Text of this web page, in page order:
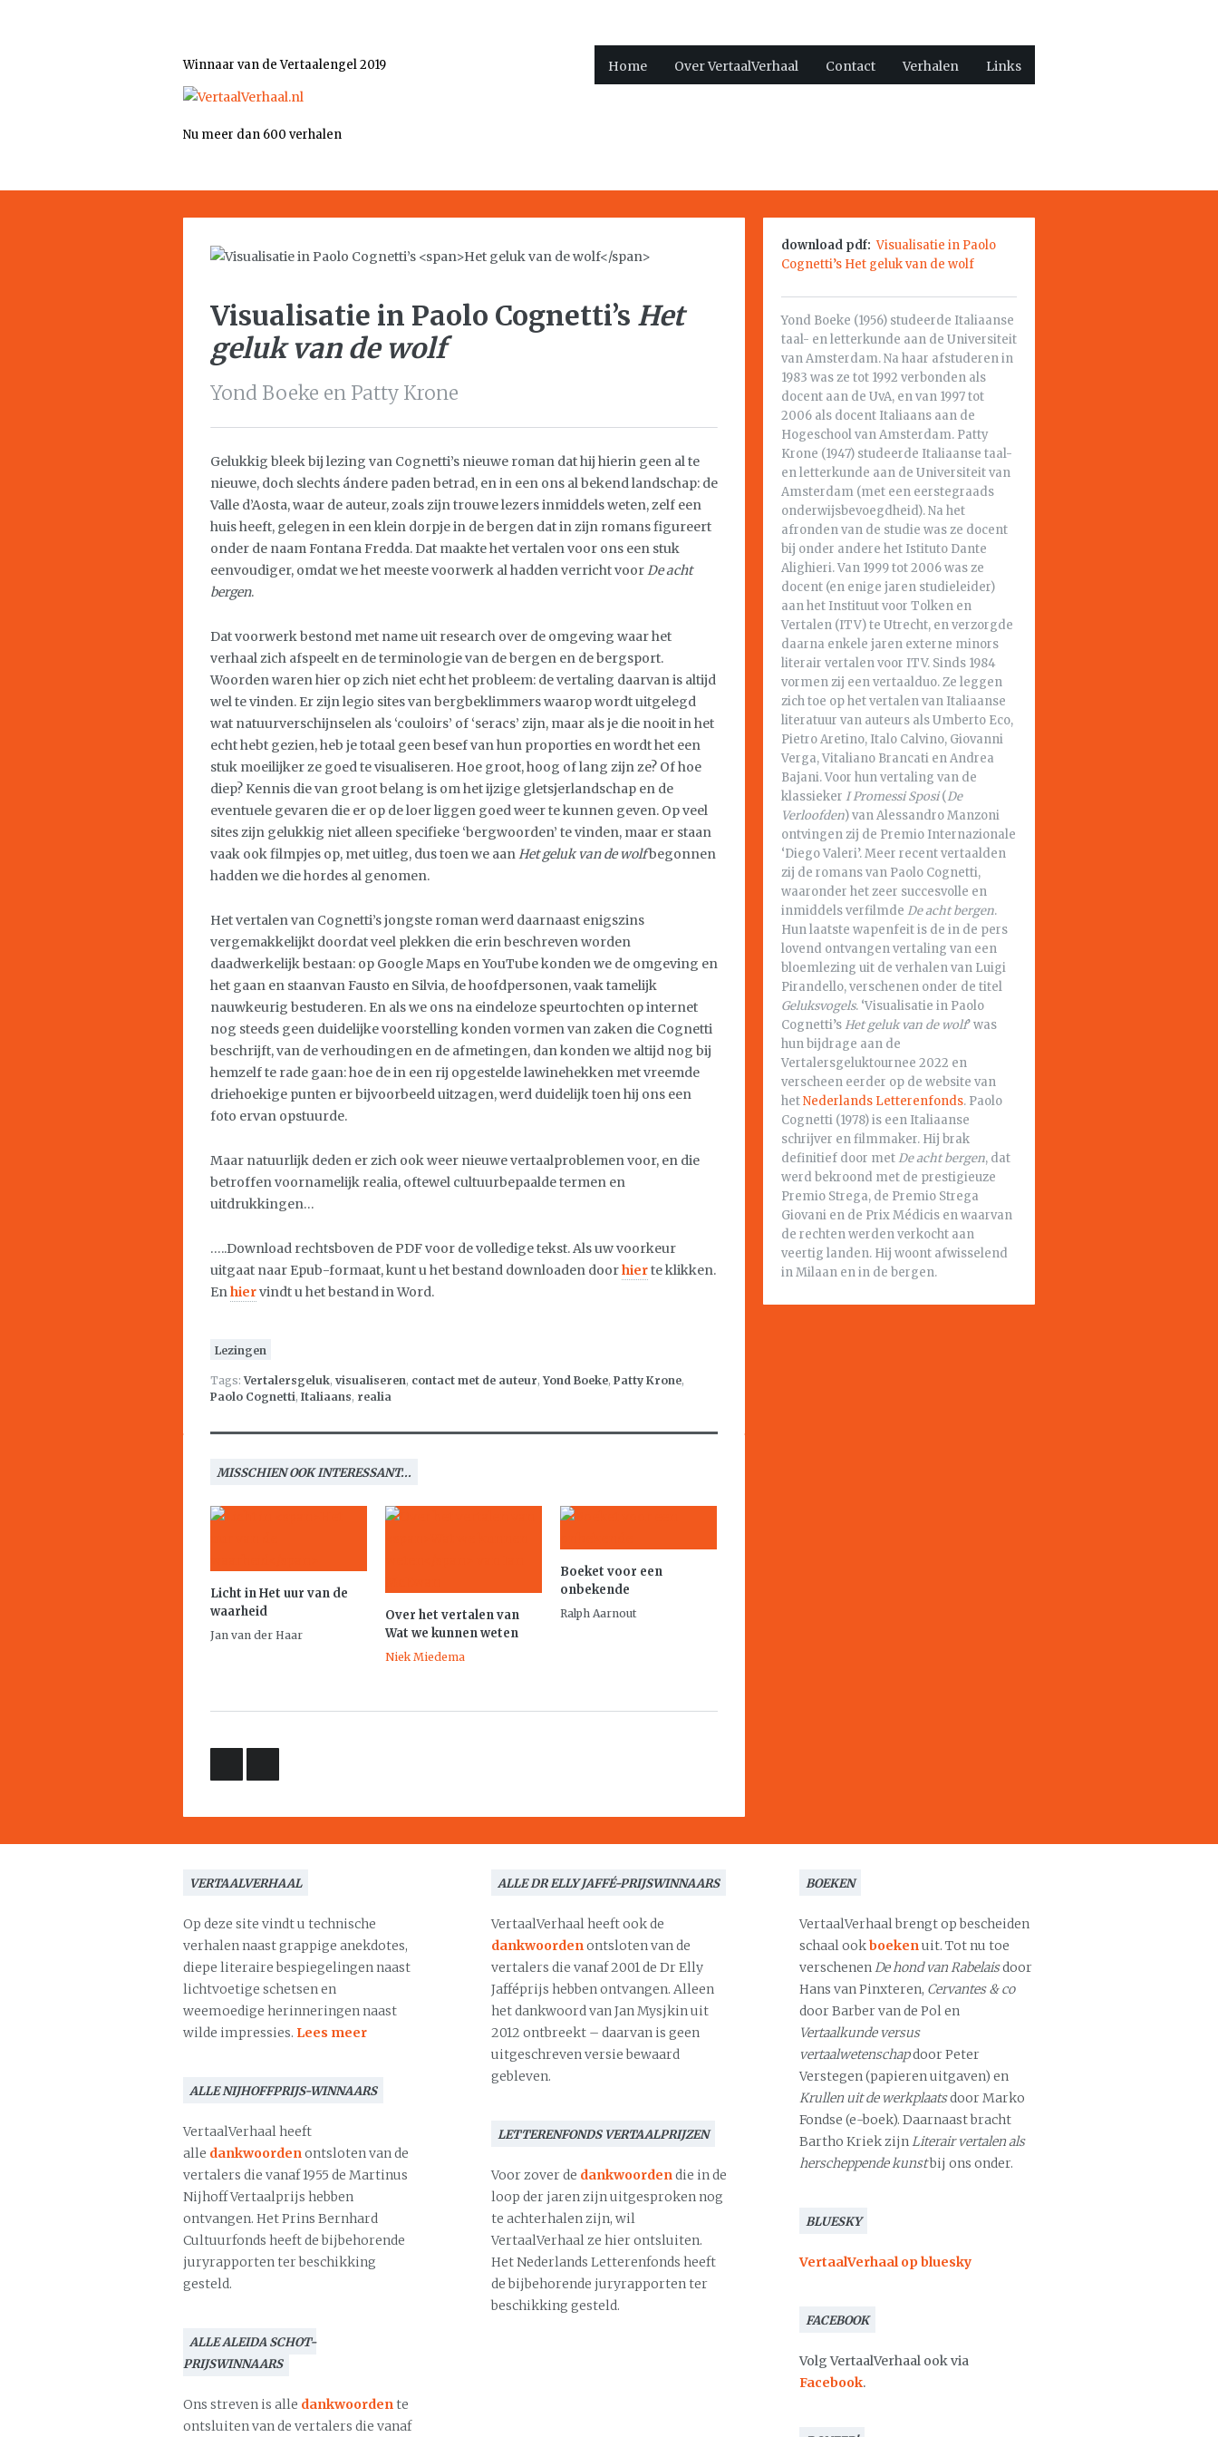
Winnaar van de Vertaalengel 2019
Nu meer dan 600 verhalen
Home Over VertaalVerhaal Contact Verhalen Links
Visualisatie in Paolo Cognetti’s Het
geluk van de wolf
Yond Boeke en Patty Krone
Gelukkig bleek bij lezing van Cognetti’s nieuwe roman dat hij hierin geen al te
nieuwe, doch slechts ándere paden betrad, en in een ons al bekend landschap: de
Valle d’Aosta, waar de auteur, zoals zijn trouwe lezers inmiddels weten, zelf een
huis heeft, gelegen in een klein dorpje in de bergen dat in zijn romans figureert
onder de naam Fontana Fredda. Dat maakte het vertalen voor ons een stuk
eenvoudiger, omdat we het meeste voorwerk al hadden verricht voorDe acht
bergen.
Dat voorwerk bestond met name uit research over de omgeving waar het
verhaal zich afspeelt en de terminologie van de bergen en de bergsport.
Woorden waren hier op zich niet echt het probleem: de vertaling daarvan is altijd
wel te vinden. Er zijn legio sites van bergbeklimmers waarop wordt uitgelegd
wat natuurverschijnselen als ‘couloirs’ of ‘seracs’ zijn, maar als je die nooit in het
echt hebt gezien, heb je totaal geen besef van hun proporties en wordt het een
stuk moeilijker ze goed te visualiseren. Hoe groot, hoog of lang zijn ze? Of hoe
diep? Kennis die van groot belang is om het ijzige gletsjerlandschap en de
eventuele gevaren die er op de loer liggen goed weer te kunnen geven. Op veel
sites zijn gelukkig niet alleen specifieke ‘bergwoorden’ te vinden, maar er staan
vaak ook filmpjes op, met uitleg, dus toen we aanHet geluk van de wolfbegonnen
hadden we die hordes al genomen.
Het vertalen van Cognetti’s jongste roman werd daarnaast enigszins
vergemakkelijkt doordat veel plekken die erin beschreven worden
daadwerkelijk bestaan: op Google Maps en YouTube konden we de omgeving en
het gaan en staanvan Fausto en Silvia, de hoofdpersonen, vaak tamelijk
nauwkeurig bestuderen. En als we ons na eindeloze speurtochten op internet
nog steeds geen duidelijke voorstelling konden vormen van zaken die Cognetti
beschrijft, van de verhoudingen en de afmetingen, dan konden we altijd nog bij
hemzelf te rade gaan: hoe de in een rij opgestelde lawinehekken met vreemde
driehoekige punten er bijvoorbeeld uitzagen, werd duidelijk toen hij ons een
foto ervan opstuurde.
Maar natuurlijk deden er zich ook weer nieuwe vertaalproblemen voor, en die
betroffen voornamelijk realia, oftewel cultuurbepaalde termen en
uitdrukkingen…
…..Download rechtsboven de PDF voor de volledige tekst. Als uw voorkeur
uitgaat naar Epub-formaat, kunt u het bestand downloaden doorhierte klikken.
Enhiervindt u het bestand in Word.
Lezingen
Tags:Vertalersgeluk, visualiseren, contact met de auteur,Yond Boeke, Patty Krone,
Paolo Cognetti, Italiaans, realia
download pdf: Visualisatie in Paolo
Cognetti’s Het geluk van de wolf
Yond Boeke (1956) studeerde Italiaanse
taal- en letterkunde aan de Universiteit
van Amsterdam. Na haar afstuderen in
1983 was ze tot 1992 verbonden als
docent aan de UvA, en van 1997 tot
2006 als docent Italiaans aan de
Hogeschool van Amsterdam. Patty
Krone (1947) studeerde Italiaanse taal-
en letterkunde aan de Universiteit van
Amsterdam (met een eerstegraads
onderwijsbevoegdheid). Na het
afronden van de studie was ze docent
bij onder andere het Istituto Dante
Alighieri. Van 1999 tot 2006 was ze
docent (en enige jaren studieleider)
aan het Instituut voor Tolken en
Vertalen (ITV) te Utrecht, en verzorgde
daarna enkele jaren externe minors
literair vertalen voor ITV. Sinds 1984
vormen zij een vertaalduo. Ze leggen
zich toe op het vertalen van Italiaanse
literatuur van auteurs als Umberto Eco,
Pietro Aretino, Italo Calvino, Giovanni
Verga, Vitaliano Brancati en Andrea
Bajani. Voor hun vertaling van de
klassieker I Promessi Sposi(De
Verloofden) van Alessandro Manzoni
ontvingen zij de Premio Internazionale
‘Diego Valeri’. Meer recent vertaalden
zij de romans van Paolo Cognetti,
waaronder het zeer succesvolle en
inmiddels verfilmde De acht bergen.
Hun laatste wapenfeit is de in de pers
lovend ontvangen vertaling van een
bloemlezing uit de verhalen van Luigi
Pirandello, verschenen onder de titel
Geluksvogels. ‘Visualisatie in Paolo
Cognetti’sHet geluk van de wolf’ was
hun bijdrage aan de
Vertalersgeluktournee 2022 en
verscheen eerder op de website van
hetNederlands Letterenfonds. Paolo
Cognetti (1978) is een Italiaanse
schrijver en filmmaker. Hij brak
definitief door metDe acht bergen, dat
werd bekroond met de prestigieuze
Premio Strega, de Premio Strega
Giovani en de Prix Médicis en waarvan
de rechten werden verkocht aan
veertig landen. Hij woont afwisselend
in Milaan en in de bergen.
MISSCHIEN OOK INTERESSANT...
Licht inHet uur van de
waarheid
Jan van der Haar
Over het vertalen van
Wat we kunnen weten
Niek Miedema
Boeket voor een
onbekende
Ralph Aarnout
VERTAALVERHAAL
Op deze site vindt u technische
verhalen naast grappige anekdotes,
diepe literaire bespiegelingen naast
lichtvoetige schetsen en
weemoedige herinneringen naast
wilde impressies. Lees meer
ALLE NIJHOFFPRIJS-WINNAARS
VertaalVerhaal heeft
alle dankwoordenontsloten van de
vertalers die vanaf 1955 de Martinus
Nijhoff Vertaalprijs hebben
ontvangen. Het Prins Bernhard
Cultuurfonds heeft de bijbehorende
juryrapporten ter beschikking
gesteld.
ALLE ALEIDA SCHOT-
PRIJSWINNAARS
Ons streven is alle dankwoordente
ontsluiten van de vertalers die vanaf
ALLE DR ELLY JAFFÉ-PRIJSWINNAARS
VertaalVerhaal heeft ook de
dankwoordenontsloten van de
vertalers die vanaf 2001 de Dr Elly
Jafféprijs hebben ontvangen. Alleen
het dankwoord van Jan Mysjkin uit
2012 ontbreekt – daarvan is geen
uitgeschreven versie bewaard
gebleven.
LETTERENFONDS VERTAALPRIJZEN
Voor zover de dankwoordendie in de
loop der jaren zijn uitgesproken nog
te achterhalen zijn, wil
VertaalVerhaal ze hier ontsluiten.
Het Nederlands Letterenfonds heeft
de bijbehorende juryrapporten ter
beschikking gesteld.
BOEKEN
VertaalVerhaal brengt op bescheiden
schaal ookboekenuit. Tot nu toe
verschenenDe hond van Rabelaisdoor
Hans van Pinxteren, Cervantes & co
door Barber van de Pol en
Vertaalkunde versus
vertaalwetenschapdoor Peter
Verstegen (papieren uitgaven) en
Krullen uit de werkplaatsdoor Marko
Fondse (e-boek). Daarnaast bracht
Bartho Kriek zijnLiterair vertalen als
herscheppende kunstbij ons onder.
BLUESKY
VertaalVerhaal op bluesky
FACEBOOK
Volg VertaalVerhaal ook via
Facebook.